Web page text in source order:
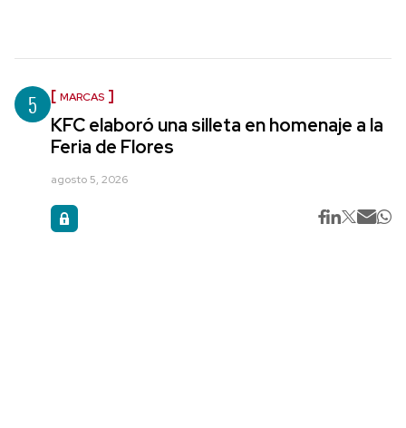
5 MARCAS
KFC elaboró una silleta en homenaje a la
Feria de Flores
agosto 5, 2026